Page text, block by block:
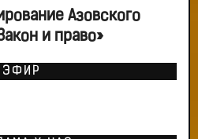
Азовского
и право»
ЭФИР